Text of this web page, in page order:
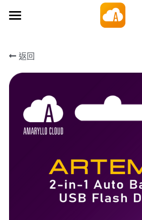
加密應用程式
雲方案
一次買斷雲
雲端隨身碟
加密USB-C讀卡機
免費自動備份軟體
企業商務雲
部落格
常見問題
我有兌換碼
返回
商品分類
所有商品分類
部落格分類
所有博客分類